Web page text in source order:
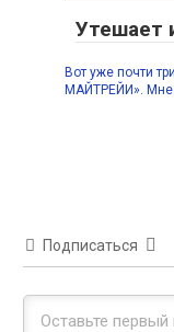
Утешает
Вот уже почти
МАЙТРЕЙИ». Мне
Подписаться